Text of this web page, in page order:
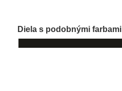
Diela s podobnými farbami